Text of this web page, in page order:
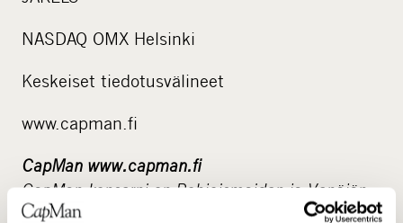
NASDAQ OMX Helsinki
Keskeiset tiedotusvälineet
www.capman.fi
CapMan www.capman.fi
CapMan-konserni on Pohjoismaiden ja Venäjän
johtavia pääomasijoittajia, jonka hallinnoimissa